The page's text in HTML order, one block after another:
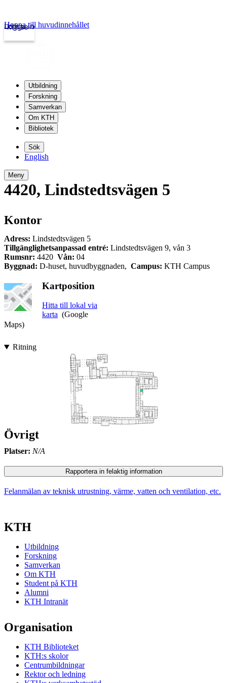
kth.se
Logga in
Hoppa till huvudinnehållet
Utbildning
Forskning
Samverkan
Om KTH
Bibliotek
Sök
English
Meny
4420, Lindstedtsvägen 5
Kontor
Adress: Lindstedtsvägen 5
Tillgänglighetsanpassad entré: Lindstedtsvägen 9, vån 3
Rumsnr: 4420 Vån: 04
Byggnad: D-huset, huvudbyggnaden, Campus: KTH Campus
Kartposition
Hitta till lokal via
karta (Google
Maps)
Ritning
Övrigt
Platser: N/A
Rapportera in felaktig information
Felanmälan av teknisk utrustning, värme, vatten och ventilation, etc.
KTH
Utbildning
Forskning
Samverkan
Om KTH
Student på KTH
Alumni
KTH Intranät
Organisation
KTH Biblioteket
KTH:s skolor
Centrumbildningar
Rektor och ledning